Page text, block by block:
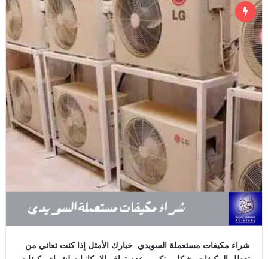
شراء مكيفات مستعملة السويدي خيارك الأمثل إذا كنت تعاني من